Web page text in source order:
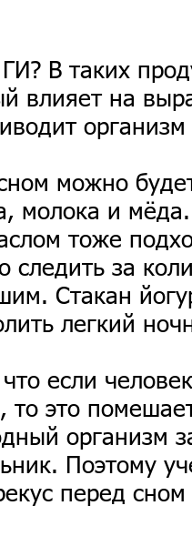
В таких
влияет на
организм
можно
молока и
тоже
следить за
Стакан
легкий
если
то это
организм
Поэтому
перед